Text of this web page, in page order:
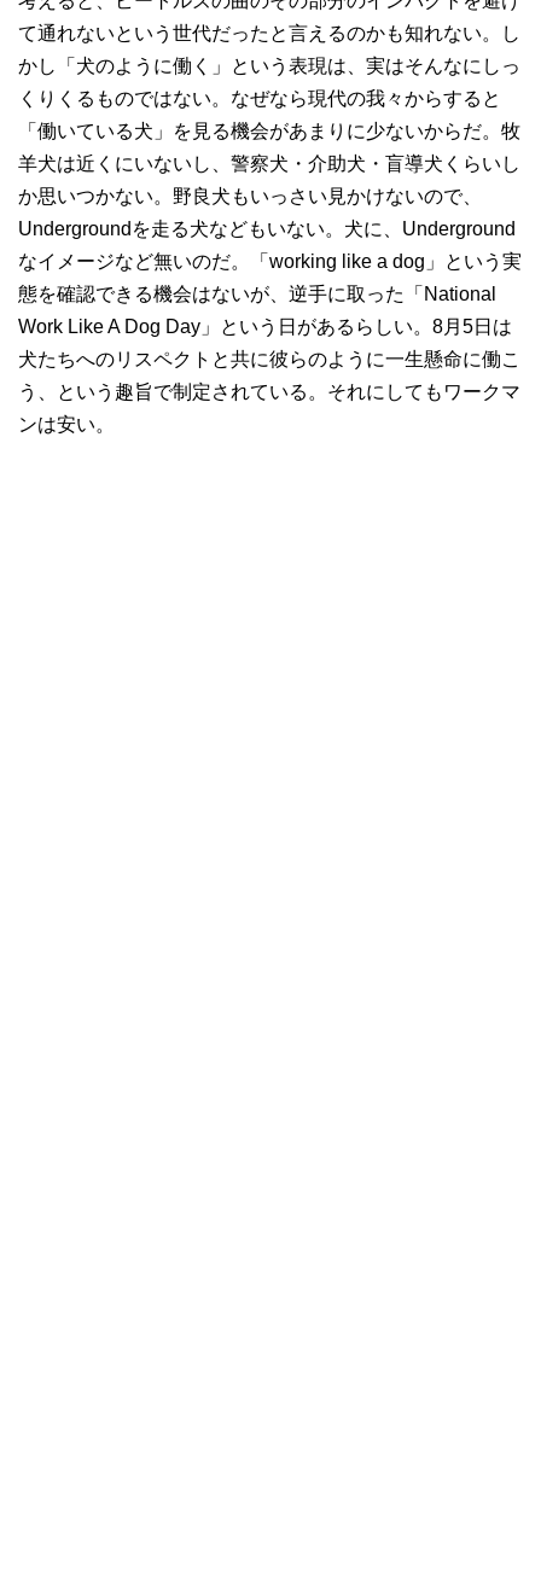
て通れないという世代だったと言えるのかも知れない。し
かし「犬のように働く」という表現は、実はそんなにしっ
くりくるものではない。なぜなら現代の我々からすると
「働いている犬」を見る機会があまりに少ないからだ。牧
羊犬は近くにいないし、警察犬・介助犬・盲導犬くらいし
か思いつかない。野良犬もいっさい見かけないので、
Undergroundを走る犬などもいない。犬に、Underground
なイメージなど無いのだ。「working like a dog」という実
態を確認できる機会はないが、逆手に取った「National
Work Like A Dog Day」という日があるらしい。8月5日は
犬たちへのリスペクトと共に彼らのように一生懸命に働こ
う、という趣旨で制定されている。それにしてもワークマ
ンは安い。